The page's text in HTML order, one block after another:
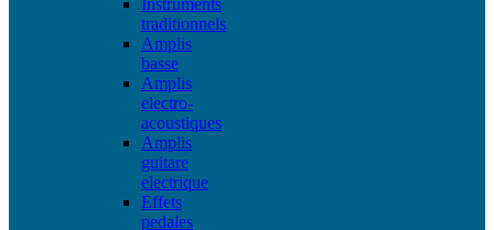
traditionnels
Amplis
basse
Amplis
electro-
acoustiques
Amplis
guitare
electrique
Effets
pedales